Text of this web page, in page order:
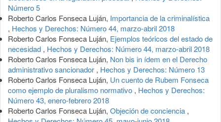
Número 5
Roberto Carlos Fonseca Luján, Importancia de la criminalística
, Hechos y Derechos: Número 44, marzo-abril 2018
Roberto Carlos Fonseca Luján, Ejemplos teóricos del estado de
necesidad , Hechos y Derechos: Número 44, marzo-abril 2018
Roberto Carlos Fonseca Luján, Non bis in ídem en el Derecho
administrativo sancionador , Hechos y Derechos: Número 13
Roberto Carlos Fonseca Luján, Un cuento de Rubem Fonseca
como ejemplo de pluralismo normativo , Hechos y Derechos:
Número 43, enero-febrero 2018
Roberto Carlos Fonseca Luján, Objeción de conciencia ,